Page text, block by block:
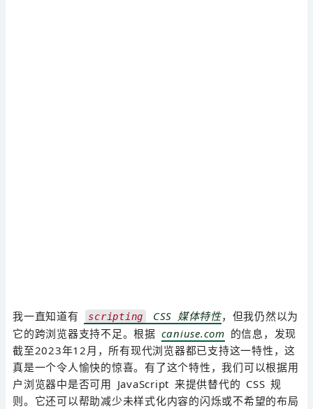
我一直知道有 scripting CSS 媒体特性，但我仍然以为
它的跨浏览器支持不足。根据 caniuse.com 的信息，发现
截至2023年12月，所有现代浏览器都已支持这一特性，这
真是一个令人愉快的惊喜。有了这个特性，我们可以根据用
户浏览器中是否可用 JavaScript 来提供替代的 CSS 规
则。它还可以帮助减少未样式化内容的闪烁或不希望的布局